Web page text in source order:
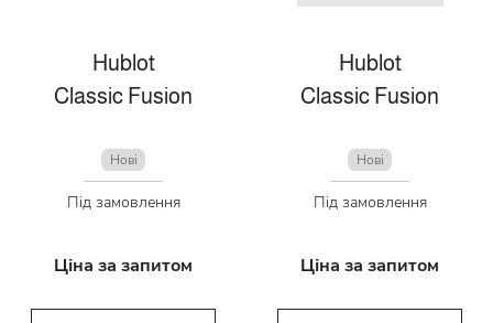
Hublot
Classic Fusion
Нові
Під замовлення
Ціна за запитом
Hublot
Classic Fusion
Нові
Під замовлення
Ціна за запитом